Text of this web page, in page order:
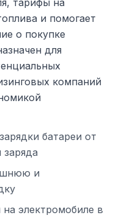
тарифы на
и помогает
о покупке
для
компаний
батареи от
и
электромобиле в